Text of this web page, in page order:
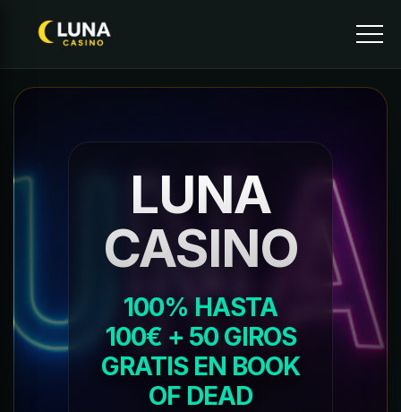
LUNA
CASINO
100% HASTA
100€ + 50 GIROS
GRATIS EN BOOK
OF DEAD